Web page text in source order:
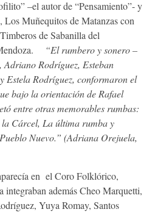
–el autor de “Pensamiento”- y
Muñequitos de Matanzas con
de Sabanilla del
“El rumbero y sonero –
Adriano Rodríguez, Esteban
Estela Rodríguez, conformaron el
bajo la orientación de Rafael
entre otras memorables rumbas:
Cárcel, La última rumba y
Nuevo.” (Adriana Orejuela,
en el Coro Folklórico,
integraban además Cheo Marquetti,
Yuya Romay, Santos